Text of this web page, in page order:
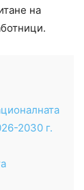
на
2030 г.